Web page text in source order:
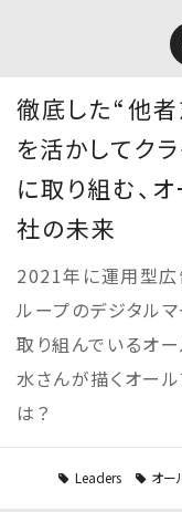
徹底した“他者
を活かしてク
に取り組む、
社の未来
2021年に運用型広
ループのデジタル
取り組んでいるオー
水さんが描くオー
は？
Leaders オー